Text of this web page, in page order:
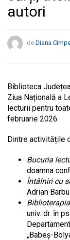
autori
de Diana
Biblioteca
Ziua Națională a
lecturii pentru
februarie 2026.
Dintre activitățile
Bucuria
doamna
Întâlniri cu
Adrian Barbu
univ. dr. în
„Babeș-